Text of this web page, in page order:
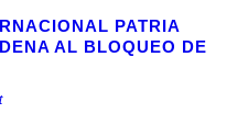
PATRIA
AL BLOQUEO DE